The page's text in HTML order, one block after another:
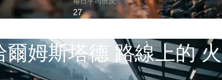
27
爾姆斯塔德 路線上的